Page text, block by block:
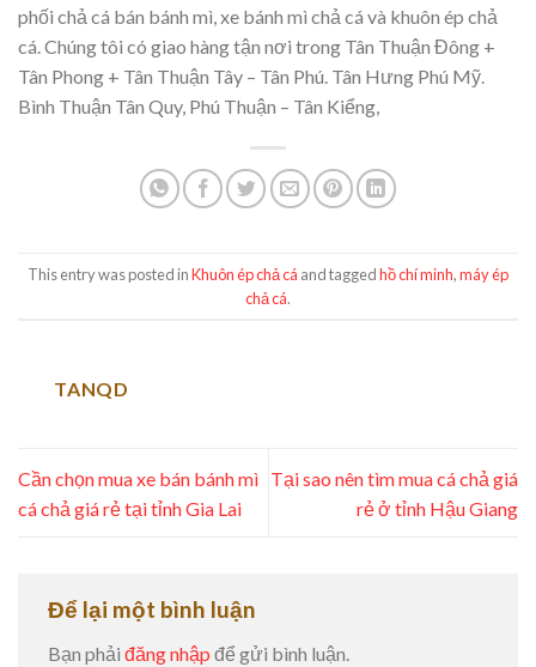
phối chả cá bán bánh mì, xe bánh mì chả cá và khuôn ép chả
cá. Chúng tôi có giao hàng tận nơi trong Tân Thuận Đông +
Tân Phong + Tân Thuận Tây – Tân Phú. Tân Hưng Phú Mỹ.
Bình Thuận Tân Quy, Phú Thuận – Tân Kiểng,
This entry was posted inKhuôn ép chả cá and taggedhồ chí minh,máy ép
chả cá.
TANQD
Cần chọn mua xe bán bánh mì
cá chả giá rẻ tại tỉnh Gia Lai
Tại sao nên tìm mua cá chả giá
rẻ ở tỉnh Hậu Giang
Để lại một bình luận
Bạn phải đăng nhập để gửi bình luận.